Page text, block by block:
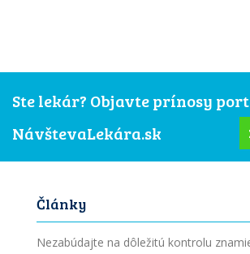
Ste lekár? Objavte prínosy
NávštevaLekára.sk
Články
Nezabúdajte na dôležitú kontrolu